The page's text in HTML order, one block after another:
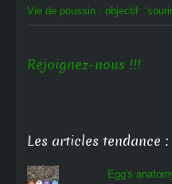
Vie de poussin : objectif
Rejoignez-nous !!!
Les articles tendance :
Egg's